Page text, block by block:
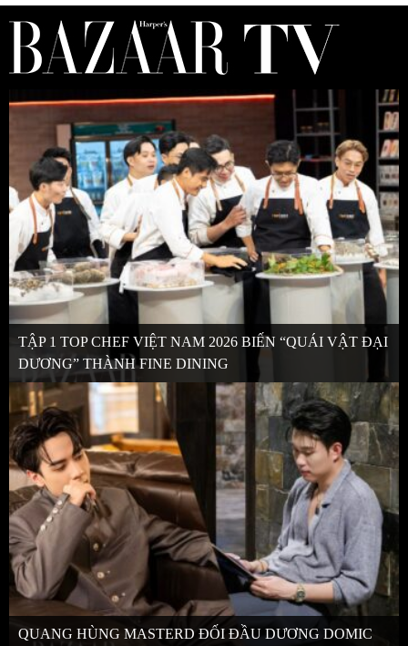
TẬP 1 TOP CHEF VIỆT NAM 2026 BIẾN “QUÁI VẬT ĐẠI
DƯƠNG” THÀNH FINE DINING
QUANG HÙNG MASTERD ĐỐI ĐẦU DƯƠNG DOMIC